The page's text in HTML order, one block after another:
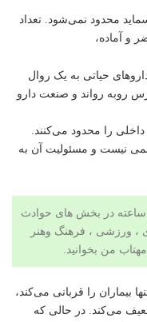
محدود نمی‌شود. تعداد
و آماده،
حیاتی به یک روال
روبه رو‌اند و صنعت دارو
را محدود می‌کنند.
نیست و مسئولیت آن به
جدیدترین اخبار و مهم ترین رویدادهای ۲۴ ساعته در بخش های حوادث
، ورزشی ، فرهنگ وهنر
من بخوانید.
بیماران را قربانی می‌کند،
می‌کند. در حالی که